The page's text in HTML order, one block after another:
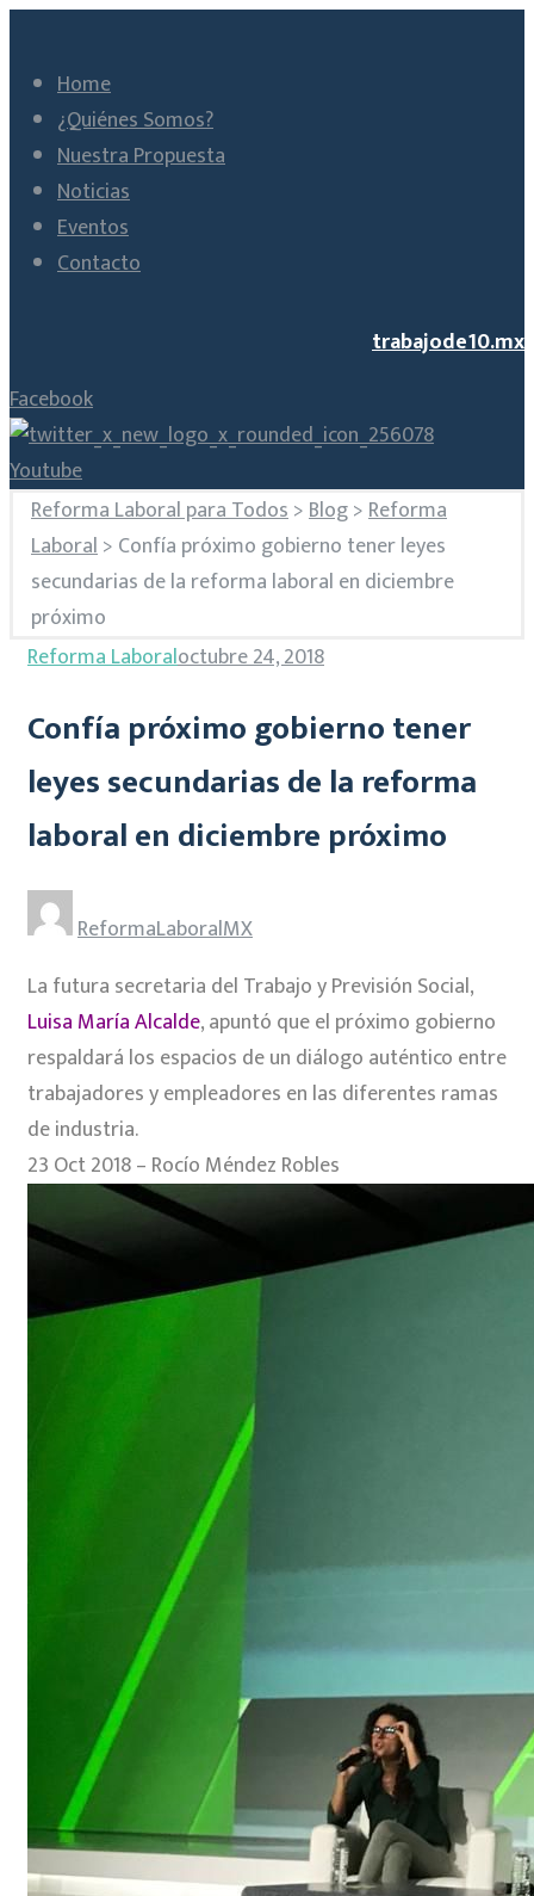
Home
¿Quiénes Somos?
Nuestra Propuesta
Noticias
Eventos
Contacto
trabajode10.mx
Facebook
Youtube
Reforma Laboral para Todos>Blog>Reforma
Laboral> Confía próximo gobierno tener leyes
secundarias de la reforma laboral en diciembre
próximo
Reforma Laboraloctubre 24, 2018
Confía próximo gobierno tener
leyes secundarias de la reforma
laboral en diciembre próximo
ReformaLaboralMX
La futura secretaria del Trabajo y Previsión Social,
Luisa María Alcalde, apuntó que el próximo gobierno
respaldará los espacios de un diálogo auténtico entre
trabajadores y empleadores en las diferentes ramas
de industria.
23 Oct 2018 – Rocío Méndez Robles